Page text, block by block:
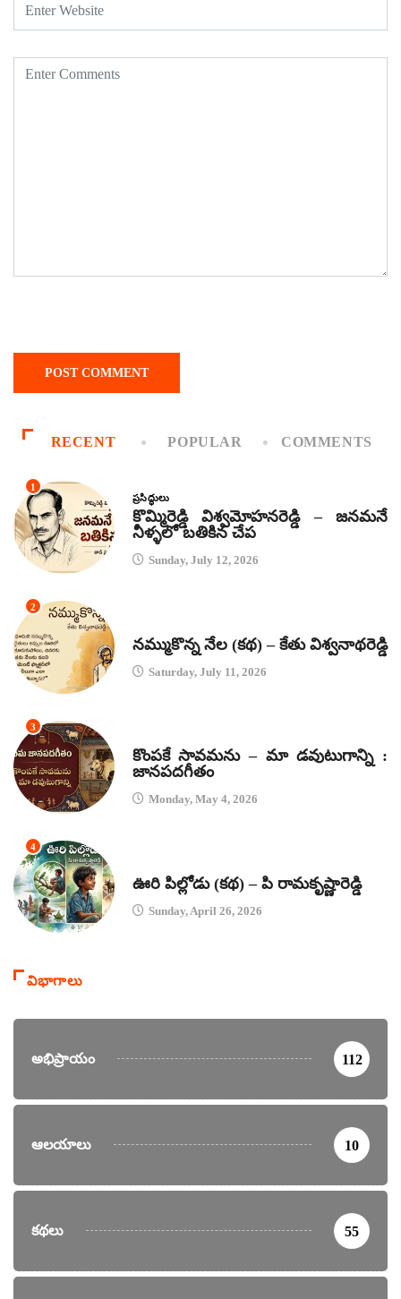
RECENT POPULAR COMMENTS
1
ప్రసిద్ధులు
కొమ్మిరెడ్డి విశ్వమోహనరెడ్డి – జనమనే
నీళ్ళలో బతికిన చేప
Sunday, July 12, 2026
2
నమ్ముకొన్న నేల (కథ) – కేతు విశ్వనాథరెడ్డి
Saturday, July 11, 2026
3
కొంపకే సావమను – మా డవుటుగాన్ని :
జానపదగీతం
Monday, May 4, 2026
4
ఊరి పిల్లోడు (కథ) – పి రామకృష్ణారెడ్డి
Sunday, April 26, 2026
విభాగాలు
అభిప్రాయం 112
ఆలయాలు 10
కథలు 55